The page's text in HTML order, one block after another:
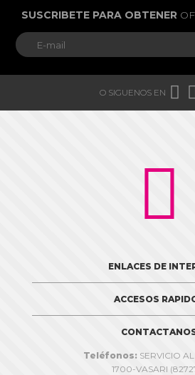
SUSCRIBETE PARA OBTENER
O SIGUENOS EN  

ENLACES DE
ACCESOS
Teléfonos: SERVICIO
1700-VASARI